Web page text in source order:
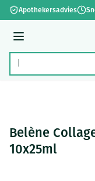
Ga naar de inhoud
Apothekersadvies
Menu
Product, merk,
Belène
10x25ml